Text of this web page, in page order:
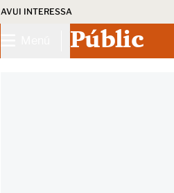
AVUI INTERESSA
Públic